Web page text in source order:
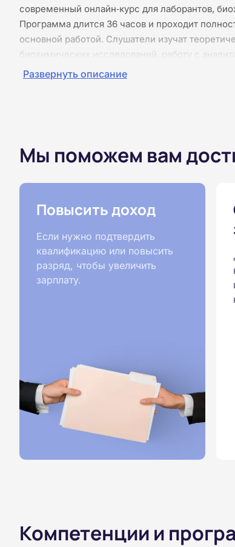
современный онлайн‑курс для лаборантов,
Программа длится 36 часов и проходит
основной работой. Слушатели изучат
биохимических исследований, работу с
контроль качества и интерпретацию
Развернуть описание
Мы поможем вам
Повысить доход
Если нужно подтвердить
квалификацию или повысить
разряд, чтобы увеличить
зарплату.
Компетенции и